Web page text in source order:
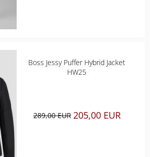
Boss Jessy Puffer Hybrid Jacket
HW25
289,00 EUR 205,00 EUR